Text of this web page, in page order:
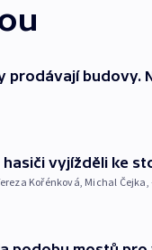
prodávají budovy.
vyjížděli ke
Kořénková, Michal Čejka,